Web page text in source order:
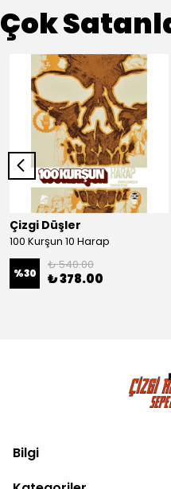
Çok
Çizgi Düşler
100 Kurşun 10 Harap
%30
₺ 540.00
₺ 378.00
Bilgi